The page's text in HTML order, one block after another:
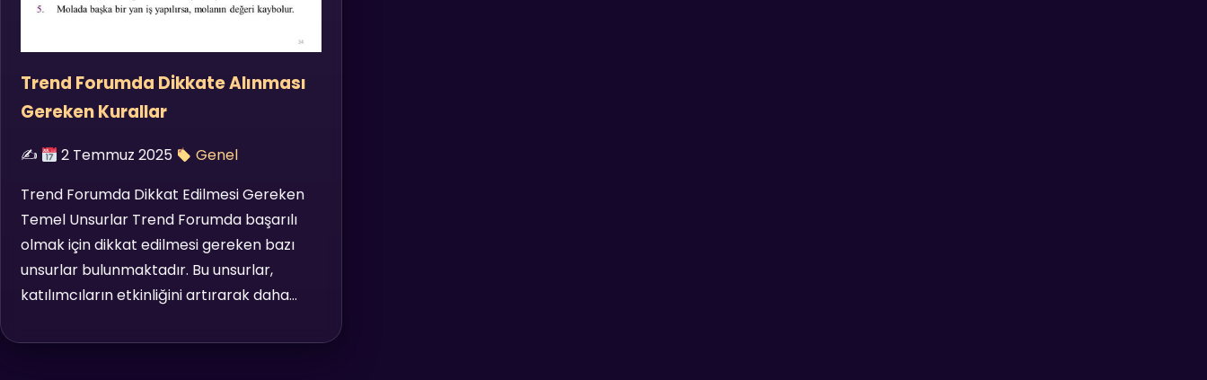
Trend Forumda Dikkate Alınması
Gereken Kurallar
✍️ 2 Temmuz 2025
Genel
Trend Forumda Dikkat Edilmesi Gereken
Temel Unsurlar Trend Forumda başarılı
olmak için dikkat edilmesi gereken bazı
unsurlar bulunmaktadır. Bu unsurlar,
katılımcıların etkinliğini artırarak daha…